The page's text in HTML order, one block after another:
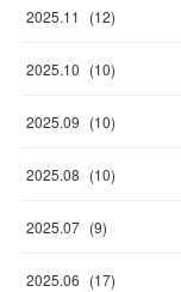
2025.11 (12)
2025.10 (10)
2025.09 (10)
2025.08 (10)
2025.07 (9)
2025.06 (17)